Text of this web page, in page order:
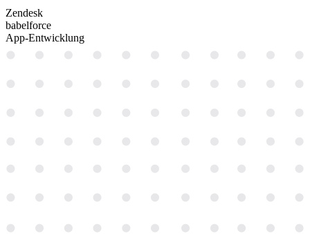
Zendesk
babelforce
App-Entwicklung